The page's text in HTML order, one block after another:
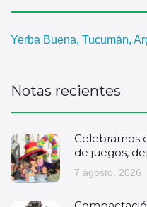
Yerba Buena, Tucumán,
Notas recientes
Celebramos
de juegos,
7 agosto, 2026